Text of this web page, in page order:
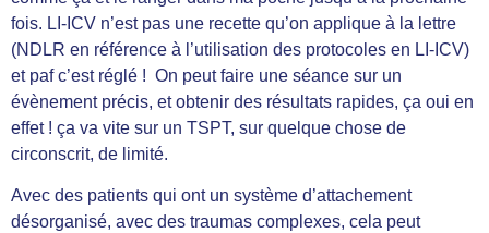
fois. LI-ICV n’est pas une recette qu’on applique à la lettre
(NDLR en référence à l’utilisation des protocoles en LI-ICV)
et paf c’est réglé ! On peut faire une séance sur un
évènement précis, et obtenir des résultats rapides, ça oui en
effet ! ça va vite sur un TSPT, sur quelque chose de
circonscrit, de limité.
Avec des patients qui ont un système d’attachement
désorganisé, avec des traumas complexes, cela peut